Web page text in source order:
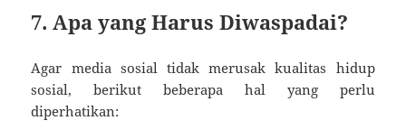
7. Apa yang Harus Diwaspadai?
Agar media sosial tidak merusak kualitas hidup
sosial, berikut beberapa hal yang perlu
diperhatikan: